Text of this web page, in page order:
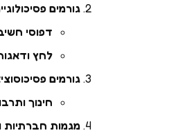
גורמים
דפוסי
לחץ
גורמים
חינוך
מגמות חברתיות